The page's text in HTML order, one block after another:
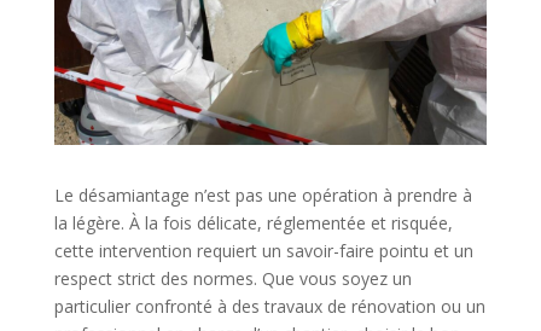
Le désamiantage n’est pas une opération à prendre à
la légère. À la fois délicate, réglementée et risquée,
cette intervention requiert un savoir-faire pointu et un
respect strict des normes. Que vous soyez un
particulier confronté à des travaux de rénovation ou un